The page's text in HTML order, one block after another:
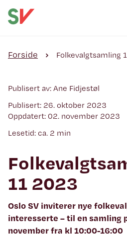
Forside Folkevalgtsamling
Publisert av: Ane Fidjestøl
Publisert: 26. oktober 2023
Oppdatert: 02. november 2023
Lesetid: ca. 2 min
11 2023
Oslo SV inviterer nye
interesserte – til en samling
november fra kl 10:00-16:00